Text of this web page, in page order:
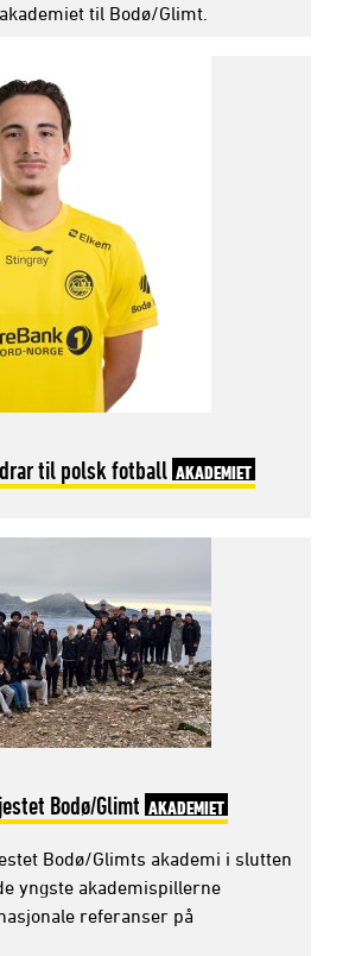
til Bodø/Glimt.
til polsk fotball AKADEMIET
Bodø/Glimt AKADEMIET
Bodø/Glimts akademi i slutten
yngste akademispillerne
referanser på